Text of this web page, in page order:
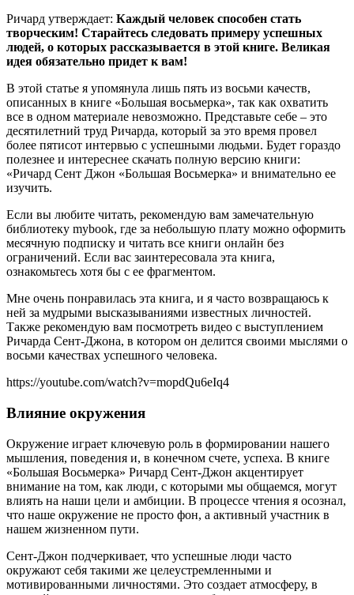
Ричард утверждает: Каждый человек способен стать
творческим! Старайтесь следовать примеру успешных
людей, о которых рассказывается в этой книге. Великая
идея обязательно придет к вам!
В этой статье я упомянула лишь пять из восьми качеств,
описанных в книге «Большая восьмерка», так как охватить
все в одном материале невозможно. Представьте себе – это
десятилетний труд Ричарда, который за это время провел
более пятисот интервью с успешными людьми. Будет гораздо
полезнее и интереснее скачать полную версию книги:
«Ричард Сент Джон «Большая Восьмерка» и внимательно ее
изучить.
Если вы любите читать, рекомендую вам замечательную
библиотеку mybook, где за небольшую плату можно оформить
месячную подписку и читать все книги онлайн без
ограничений. Если вас заинтересовала эта книга,
ознакомьтесь хотя бы с ее фрагментом.
Мне очень понравилась эта книга, и я часто возвращаюсь к
ней за мудрыми высказываниями известных личностей.
Также рекомендую вам посмотреть видео с выступлением
Ричарда Сент-Джона, в котором он делится своими мыслями о
восьми качествах успешного человека.
https://youtube.com/watch?v=mopdQu6eIq4
Влияние окружения
Окружение играет ключевую роль в формировании нашего
мышления, поведения и, в конечном счете, успеха. В книге
«Большая Восьмерка» Ричард Сент-Джон акцентирует
внимание на том, как люди, с которыми мы общаемся, могут
влиять на наши цели и амбиции. В процессе чтения я осознал,
что наше окружение не просто фон, а активный участник в
нашем жизненном пути.
Сент-Джон подчеркивает, что успешные люди часто
окружают себя такими же целеустремленными и
мотивированными личностями. Это создает атмосферу, в